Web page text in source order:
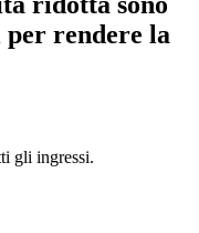
rendere la
gli ingressi.